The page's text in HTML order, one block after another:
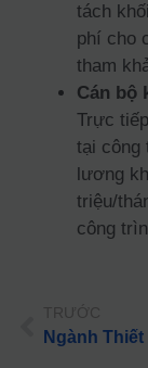
tách
phí cho
tham
Cán bộ
Trực
tại công
lương
triệu/
công